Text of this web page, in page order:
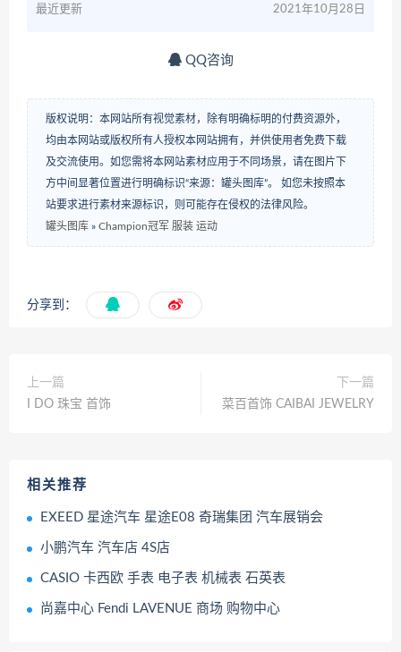
最近更新 2021年10月28日
QQ咨询
版权说明：本网站所有视觉素材，除有明确标明的付费资源外，
均由本网站或版权所有人授权本网站拥有，并供使用者免费下载
及交流使用。如您需将本网站素材应用于不同场景，请在图片下
方中间显著位置进行明确标识“来源：罐头图库”。 如您未按照本
站要求进行素材来源标识，则可能存在侵权的法律风险。
罐头图库 » Champion冠军 服装 运动
分享到：
上一篇
I DO 珠宝 首饰
下一篇
菜百首饰 CAIBAI JEWELRY
相关推荐
EXEED 星途汽车 星途E08 奇瑞集团 汽车展销会
小鹏汽车 汽车店 4S店
CASIO 卡西欧 手表 电子表 机械表 石英表
尚嘉中心 Fendi LAVENUE 商场 购物中心